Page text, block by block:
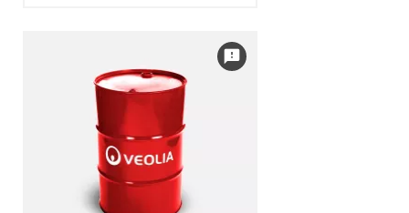
feedback